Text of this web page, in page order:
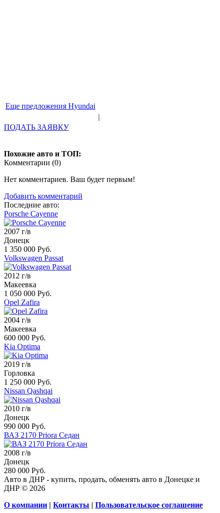
Еще предложения Hyundai
|
ПОДАТЬ ЗАЯВКУ
Похожие авто и ТОП:
Комментарии (0)
Нет комментариев. Ваш будет первым!
Добавить комментарий
Последние авто:
Porsche Cayenne
2007 г/в
Донецк
1 350 000 Руб.
Volkswagen Passat
2012 г/в
Макеевка
1 050 000 Руб.
Opel Zafira
2004 г/в
Макеевка
600 000 Руб.
Kia Optima
2019 г/в
Горловка
1 250 000 Руб.
Nissan Qashqai
2010 г/в
Донецк
990 000 Руб.
ВАЗ 2170 Priora Седан
2008 г/в
Донецк
280 000 Руб.
Авто в ДНР - купить, продать, обменять авто в Донецке и
ДНР © 2026
О компании | Контакты | Пользовательское соглашение